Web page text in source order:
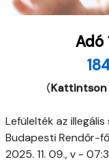
Adó
(Kattintson
Lefülelték az
Budapesti Rendőr-
2025. 11. 09., v -